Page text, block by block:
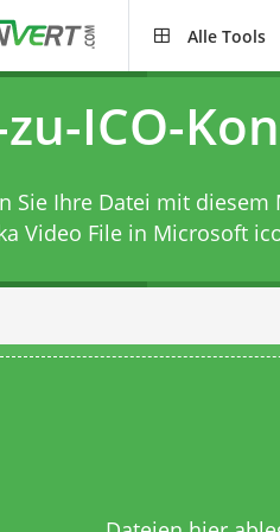
Alle Tools
zu-ICO-
Sie Ihre Datei mit diesem
Video File in Microsoft